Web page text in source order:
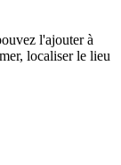
l'ajouter à
localiser le lieu